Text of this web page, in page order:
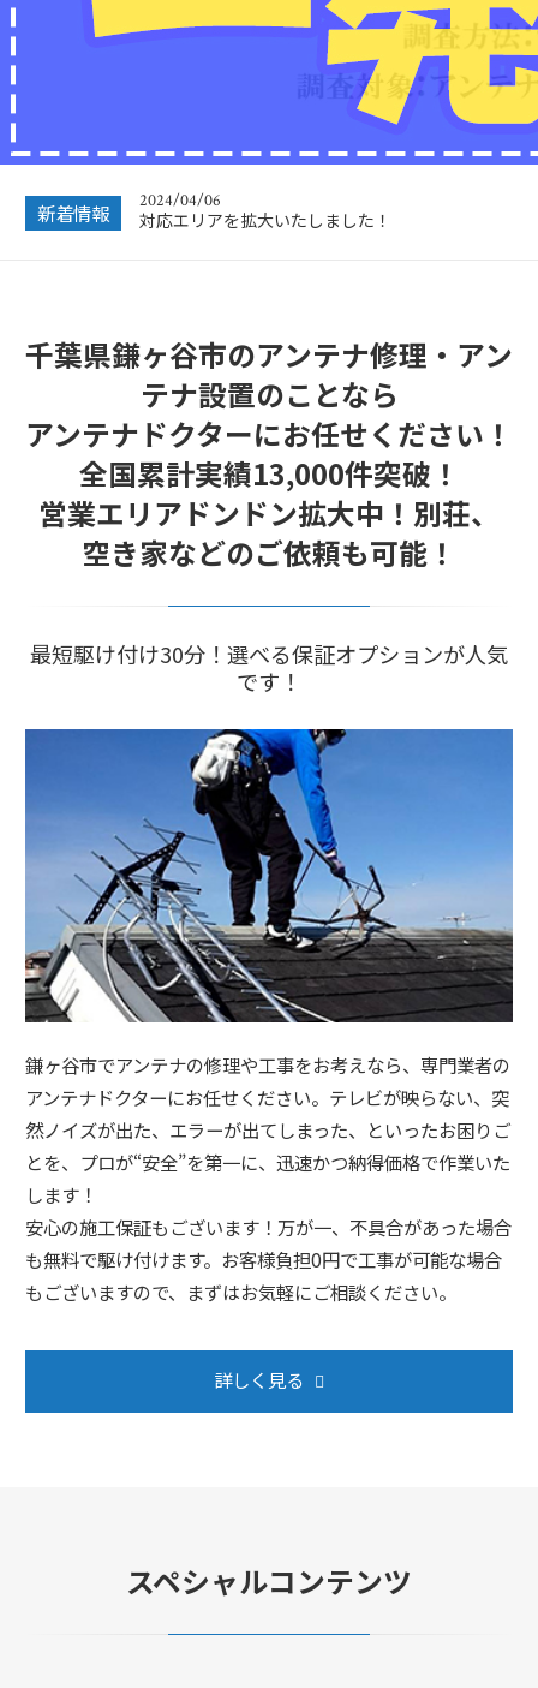
新着情報
年末年始休業のお知らせ
対応エリアを拡大いたしました！
2023/12/27
年末年始営業のお知らせ
2022/07/04
フリーボイス（0120番号）への発信につきまし
て
2024/12/28
年末年始休業のお知らせ
千葉県鎌ヶ谷市のアンテナ修理・アン
テナ設置のことなら
アンテナドクターにお任せください！
全国累計実績13,000件突破！
営業エリアドンドン拡大中！別荘、
空き家などのご依頼も可能！
最短駆け付け30分！選べる保証オプションが人気
です！
鎌ヶ谷市でアンテナの修理や工事をお考えなら、専門業者の
アンテナドクターにお任せください。テレビが映らない、突
然ノイズが出た、エラーが出てしまった、といったお困りご
とを、プロが“安全”を第一に、迅速かつ納得価格で作業いた
します！
安心の施工保証もございます！万が一、不具合があった場合
も無料で駆け付けます。お客様負担0円で工事が可能な場合
もございますので、まずはお気軽にご相談ください。
詳しく見る
スペシャルコンテンツ